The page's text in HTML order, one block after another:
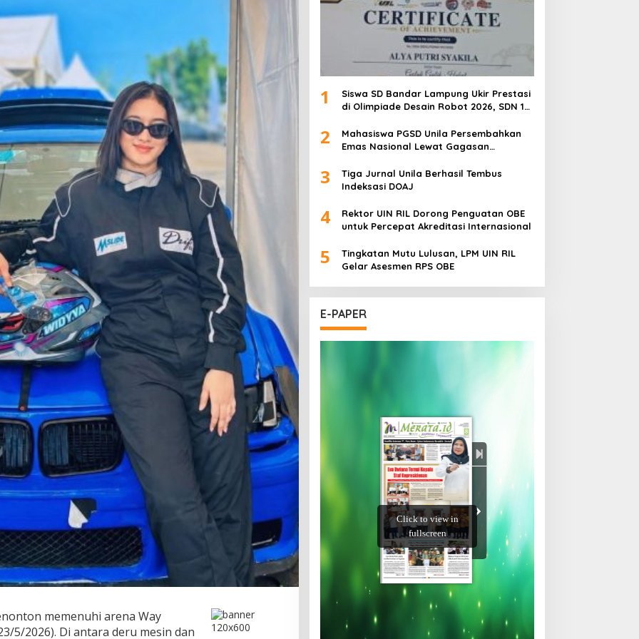
memenuhi arena Way
5/2026). Di antara deru mesin dan
1
Siswa SD Bandar Lampung Ukir Prestasi
di Olimpiade Desain Robot 2026, SDN 1
Sukarame Dua Sabet Perak
2
Mahasiswa PGSD Unila Persembahkan
Emas Nasional Lewat Gagasan
3
Tiga Jurnal Unila Berhasil Tembus
Indeksasi DOAJ
4
Rektor UIN RIL Dorong Penguatan OBE
untuk Percepat Akreditasi Internasional
5
Tingkatan Mutu Lulusan, LPM UIN RIL
Gelar Asesmen RPS OBE
E-PAPER